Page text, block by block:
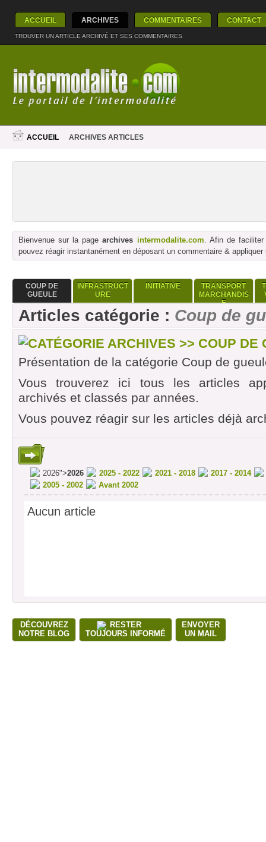
ACCUEIL ARCHIVES COMMENTAIRES CONTACT
TROUVER UN ARTICLE ARCHIVÉ ET SES COMMENTAIRES
ACCUEIL ARCHIVES ARTICLES
Bienvenue sur la pagearchives intermodalite.com. Afin de
pouvez réagir instantanément en déposant un commentaire & appliquer
COUP DE
GUEULE
INFRASTRUCT
URE
INITIATIVE
TRANSPORT
MARCHANDIS
E
Articles catégorie : Coup de
CATÉGORIE ARCHIVES >> COUP DE
Présentation de la catégorie Coup de
Vous trouverez ici tous les articles
archivés et classés par années.
Vous pouvez réagir sur les articles déjà
2026">2026 2025 - 2022 2021 - 2018
2017 - 2014
2005 - 2002
Avant 2002
Aucun article
DÉCOUVREZ
NOTRE BLOG
RESTER
TOUJOURS INFORMÉ
ENVOYER
UN MAIL